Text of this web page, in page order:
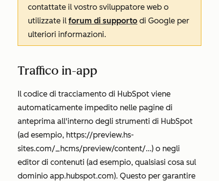
contattate il vostro sviluppatore web o
utilizzate il forum di supporto di Google per
ulteriori informazioni.
Traffico in-app
Il codice di tracciamento di HubSpot viene
automaticamente impedito nelle pagine di
anteprima all'interno degli strumenti di HubSpot
(ad esempio, https://preview.hs-
sites.com/_hcms/preview/content/...) o negli
editor di contenuti (ad esempio, qualsiasi cosa sul
dominio app.hubspot.com). Questo per garantire